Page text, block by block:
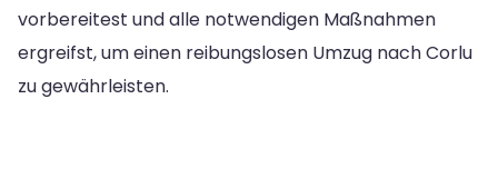
vorbereitest und alle notwendigen Maßnahmen
ergreifst, um einen reibungslosen Umzug nach Corlu
zu gewährleisten.